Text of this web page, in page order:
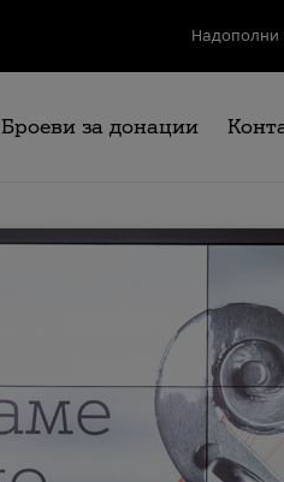
Надополни
Броеви за донации